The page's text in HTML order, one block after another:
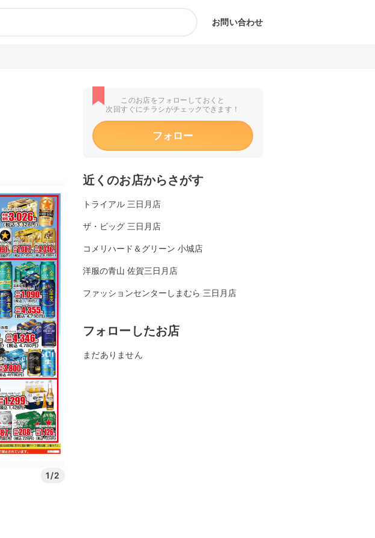
お問い合わせ
1/2
このお店をフォローしておくと
次回すぐにチラシがチェックできます！
フォロー
近くのお店からさがす
トライアル 三日月店
ザ・ビッグ 三日月店
コメリハード＆グリーン 小城店
洋服の青山 佐賀三日月店
ファッションセンターしまむら 三日月店
フォローしたお店
まだありません